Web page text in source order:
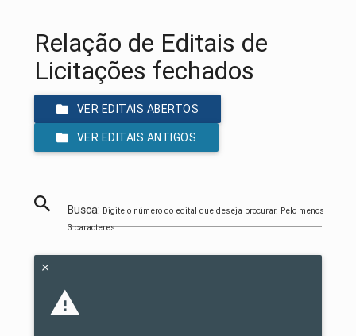
Relação de Editais de
Licitações fechados
VER EDITAIS ABERTOS
VER EDITAIS ANTIGOS
Busca: Digite o número do edital que deseja procurar. Pelo menos
3 caracteres.